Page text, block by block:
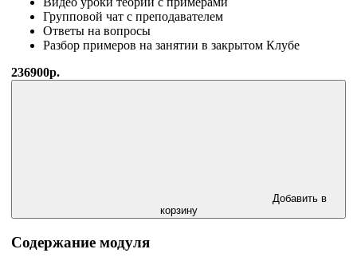
Групповой чат с преподавателем
Ответы на вопросы
Разбор примеров на занятии в закрытом Клубе
236900р.
Добавить в
корзину
Содержание модуля